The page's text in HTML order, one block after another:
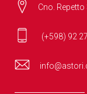
Cno.
(+598) 92